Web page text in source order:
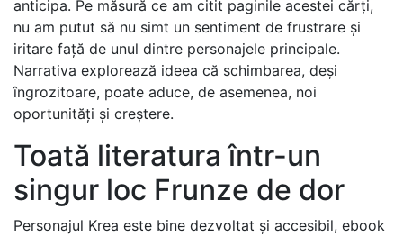
anticipa. Pe măsură ce am citit paginile acestei cărți,
nu am putut să nu simt un sentiment de frustrare și
iritare față de unul dintre personajele principale.
Narrativa explorează ideea că schimbarea, deși
îngrozitoare, poate aduce, de asemenea, noi
oportunități și creștere.
Toată literatura într-un
singur loc Frunze de dor
Personajul Krea este bine dezvoltat și accesibil, ebook